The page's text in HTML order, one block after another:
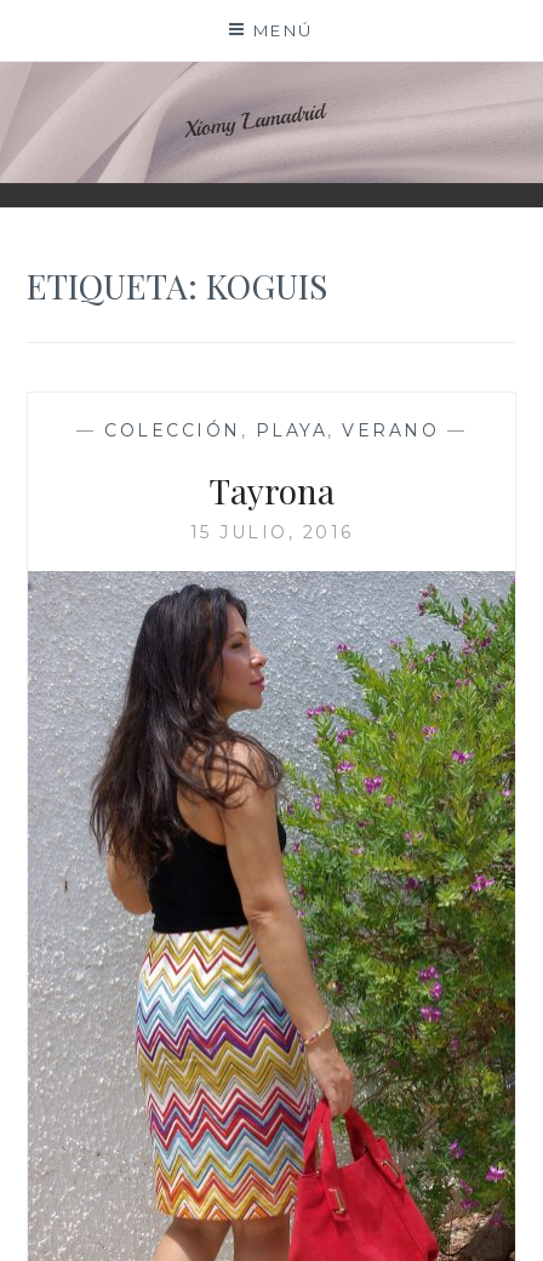
contenido
MENÚ
XIOMY LAMADRID
ETIQUETA:KOGUIS
— COLECCIÓN , PLAYA, VERANO —
Tayrona
15 JULIO, 2016